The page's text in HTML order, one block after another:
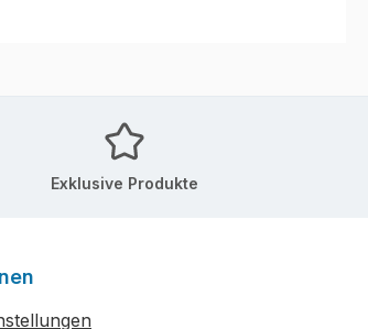
Exklusive Produkte